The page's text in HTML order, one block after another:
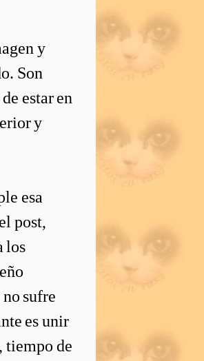
y
Son
estar en
y
esa
post,
los
sufre
es unir
tiempo de